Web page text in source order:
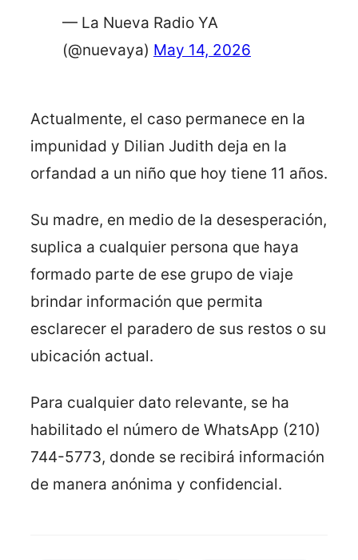
— La Nueva Radio YA
(@nuevaya) May 14, 2026
Actualmente, el caso permanece en la
impunidad y Dilian Judith deja en la
orfandad a un niño que hoy tiene 11 años.
Su madre, en medio de la desesperación,
suplica a cualquier persona que haya
formado parte de ese grupo de viaje
brindar información que permita
esclarecer el paradero de sus restos o su
ubicación actual.
Para cualquier dato relevante, se ha
habilitado el número de WhatsApp (210)
744-5773, donde se recibirá información
de manera anónima y confidencial.